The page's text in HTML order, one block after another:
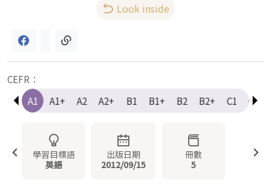
Look inside
CEFR：
A1
A1 A1+ A2 A2+ B1 B1+ B2 B2+ C1 C1+
學習目標語
英語
出版日期
2012/09/15
冊數
5